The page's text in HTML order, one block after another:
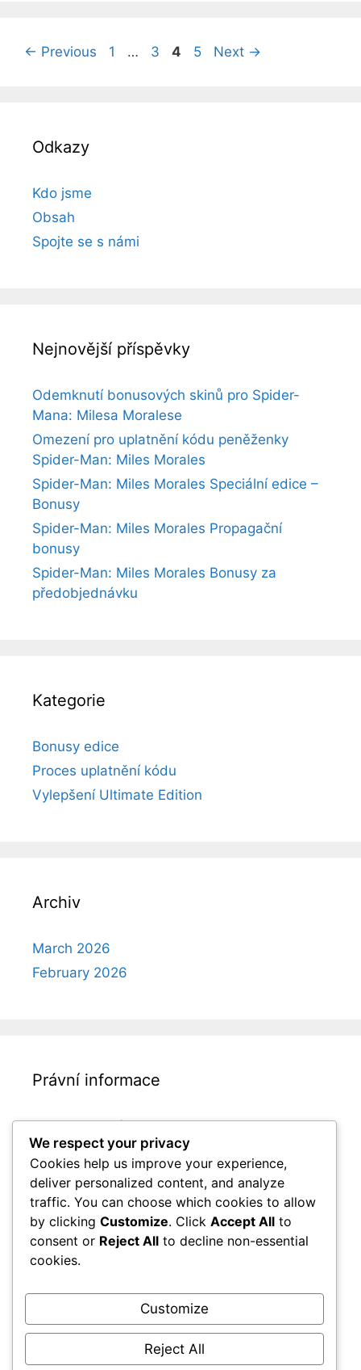
← Previous Page
1 … Page
3 Page
4 Page
5 Next →
Odkazy
Kdo jsme
Obsah
Spojte se s námi
Nejnovější příspěvky
Odemknutí bonusových skinů pro Spider-
Mana: Milesa Moralese
Omezení pro uplatnění kódu peněženky
Spider-Man: Miles Morales
Spider-Man: Miles Morales Speciální edice –
Bonusy
Spider-Man: Miles Morales Propagační
bonusy
Spider-Man: Miles Morales Bonusy za
předobjednávku
Kategorie
Bonusy edice
Proces uplatnění kódu
Vylepšení Ultimate Edition
Archiv
March 2026
February 2026
Právní informace
Spojte se s námi
Cookies a sledování
Zásady ochrany dat
Podmínky služby
Kdo jsme
Search
We respect your privacy
Cookies help us improve your experience,
deliver personalized content, and analyze
traffic. You can choose which cookies to allow
by clicking Customize. Click Accept All to
consent or Reject All to decline non-essential
cookies.
Customize
Reject All